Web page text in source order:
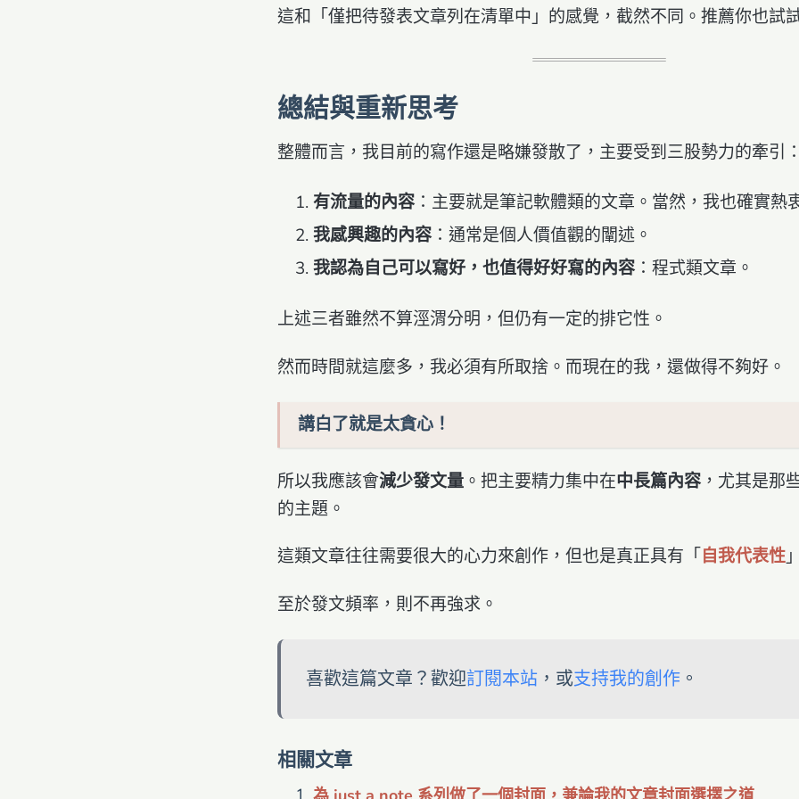
這和「僅把待發表文章列在清單中」的感覺，截然不同。推薦你也試
總結與重新思考
整體而言，我目前的寫作還是略嫌發散了，主要受到三股勢力的牽引：
有流量的內容：主要就是筆記軟體類的文章。當然，我也確實熱
我感興趣的內容：通常是個人價值觀的闡述。
我認為自己可以寫好，也值得好好寫的內容：程式類文章。
上述三者雖然不算涇渭分明，但仍有一定的排它性。
然而時間就這麼多，我必須有所取捨。而現在的我，還做得不夠好。
講白了就是太貪心！
所以我應該會減少發文量。把主要精力集中在中長篇內容，尤其是那
的主題。
這類文章往往需要很大的心力來創作，但也是真正具有「 自我代表性
至於發文頻率，則不再強求。
喜歡這篇文章？歡迎訂閱本站 ，或支持我的創作 。
相關文章